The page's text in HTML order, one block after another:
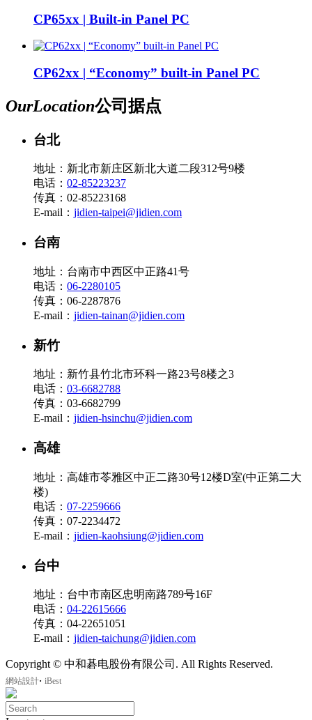
CP65xx | Built-in Panel PC
CP62xx | “Economy” built-in Panel PC
OurLocation公司据点
台北
地址：新北市新庄区新北大道二段312号9楼
电话： 02-85223237
传真：02-85223168
E-mail： jidien-taipei@jidien.com
台南
地址：台南市中西区中正路41号
电话： 06-2280105
传真：06-2287876
E-mail： jidien-tainan@jidien.com
新竹
地址：新竹县竹北市环科一路23号8楼之3
电话： 03-6682788
传真：03-6682799
E-mail： jidien-hsinchu@jidien.com
高雄
地址：高雄市苓雅区中正二路30号12楼D室(中正第二大
楼)
电话： 07-2259666
传真：07-2234472
E-mail： jidien-kaohsiung@jidien.com
台中
地址：台中市南区忠明南路789号16F
电话： 04-22615666
传真：04-22651051
E-mail： jidien-taichung@jidien.com
Copyright © 中和碁电股份有限公司. All Rights Reserved.
網站設計‧ iBest